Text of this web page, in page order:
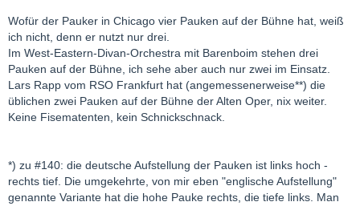
Wofür der Pauker in Chicago vier Pauken auf der Bühne hat, weiß
ich nicht, denn er nutzt nur drei.
Im West-Eastern-Divan-Orchestra mit Barenboim stehen drei
Pauken auf der Bühne, ich sehe aber auch nur zwei im Einsatz.
Lars Rapp vom RSO Frankfurt hat (angemessenerweise**) die
üblichen zwei Pauken auf der Bühne der Alten Oper, nix weiter.
Keine Fisematenten, kein Schnickschnack.
*) zu #140: die deutsche Aufstellung der Pauken ist links hoch -
rechts tief. Die umgekehrte, von mir eben "englische Aufstellung"
genannte Variante hat die hohe Pauke rechts, die tiefe links. Man